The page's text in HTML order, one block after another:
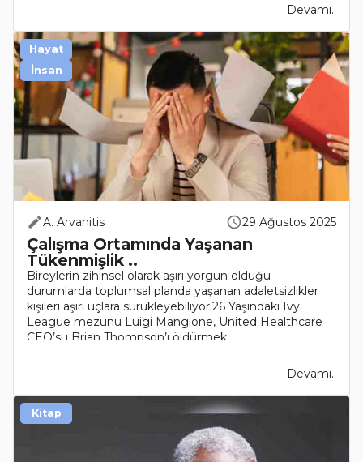
Devamı..
A. Arvanitis 29 Ağustos 2025
Çalışma Ortamında Yaşanan
Tükenmişlik ..
Bireylerin zihinsel olarak aşırı yorgun olduğu
durumlarda toplumsal planda yaşanan adaletsizlikler
kişileri aşırı uçlara sürükleyebiliyor.26 Yaşındaki Ivy
League mezunu Luigi Mangione, United Healthcare
CEO’su Brian Thompson’ı öldürmek..
Devamı..
Hayat
İnsan
Kitap